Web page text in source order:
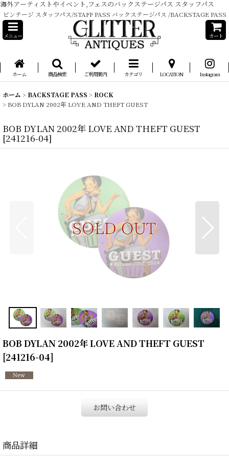
海外アーティストやイベント,フェスのバックステージパス スタッフパス
ビンテージ スタッフパス/STAFF PASS バックステージパス /BACKSTAGE PASS
メニュー カート
ホーム 商品検索 ご利用案内 カテゴリ LOCATION Instagram
ホーム > BACKSTAGE PASS > ROCK
> BOB DYLAN 2002年 LOVE AND THEFT GUEST
BOB DYLAN 2002年 LOVE AND THEFT GUEST
[241216-04]
BOB DYLAN 2002年 LOVE AND THEFT GUEST
[241216-04]
お問い合わせ
商品詳細